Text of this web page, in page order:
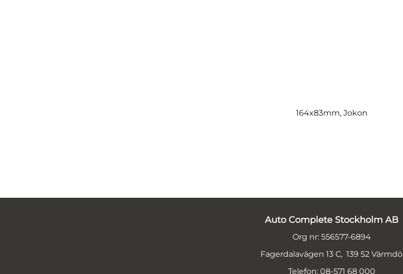
164x83mm, Jokon
Auto Complete Stockholm AB
Org nr: 556577-6894
Fagerdalavägen 13 C, 139 52 Värmdö
Telefon: 08-571 68 000